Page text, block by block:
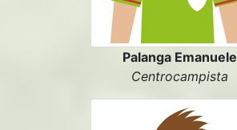
Palanga Emanuele
Centrocampista